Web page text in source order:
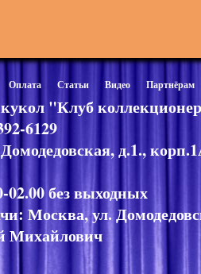
Оплата Статьи Видео Партнёрам
"Клуб
6129
д.1.,
без выходных
Москва, ул.
Михайлович